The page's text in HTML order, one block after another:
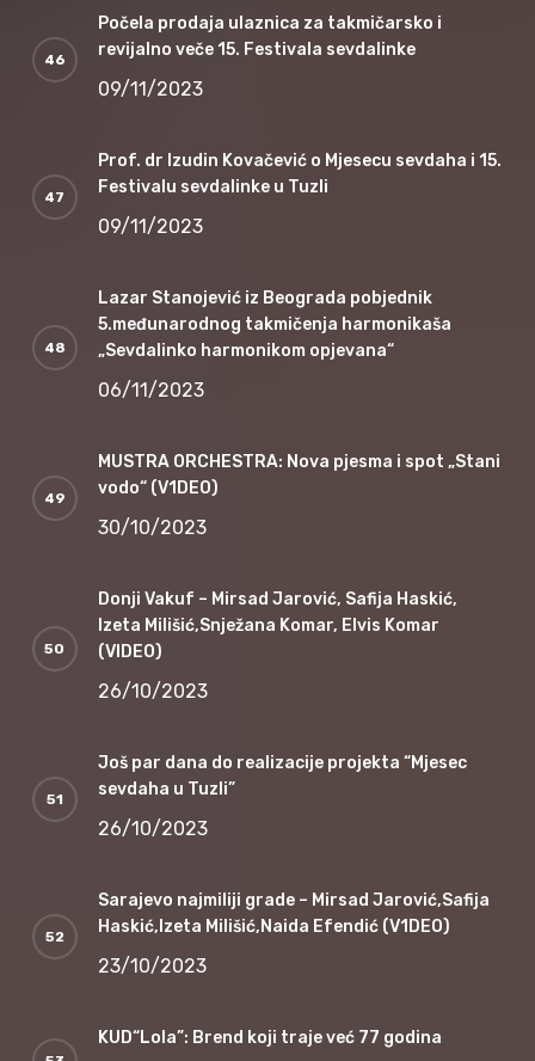
Počela prodaja ulaznica za takmičarsko i
revijalno veče 15. Festivala sevdalinke
09/11/2023
Prof. dr Izudin Kovačević o Mjesecu sevdaha i 15.
Festivalu sevdalinke u Tuzli
09/11/2023
Lazar Stanojević iz Beograda pobjednik
5.međunarodnog takmičenja harmonikaša
„Sevdalinko harmonikom opjevana“
06/11/2023
MUSTRA ORCHESTRA: Nova pjesma i spot „Stani
vodo“ (V1DEO)
30/10/2023
Donji Vakuf – Mirsad Jarović, Safija Haskić,
Izeta Milišić,Snježana Komar, Elvis Komar
(VIDEO)
26/10/2023
Još par dana do realizacije projekta “Mjesec
sevdaha u Tuzli”
26/10/2023
Sarajevo najmiliji grade – Mirsad Jarović,Safija
Haskić,Izeta Milišić,Naida Efendić (V1DEO)
23/10/2023
KUD“Lola”: Brend koji traje već 77 godina